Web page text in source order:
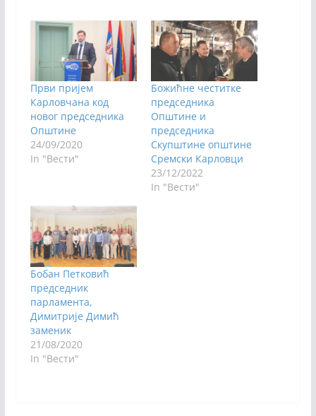
Први пријем
Карловчана код
новог председника
Општине
24/09/2020
In "Вести"
Божићне честитке
председника
Општине и
председника
Скупштине општине
Сремски Карловци
23/12/2022
In "Вести"
Бобан Петковић
председник
парламента,
Димитрије Димић
заменик
21/08/2020
In "Вести"